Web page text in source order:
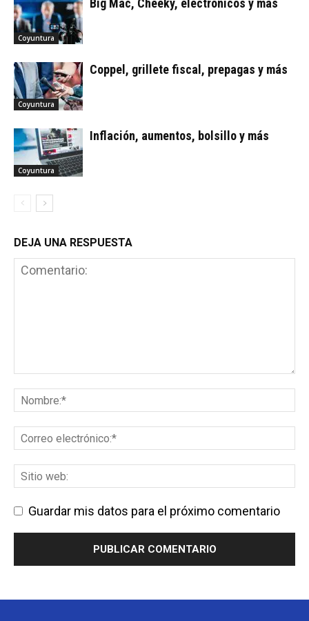
Coyuntura
Big Mac, Cheeky, electrónicos y más
Coyuntura
Coppel, grillete fiscal, prepagas y más
Coyuntura
Inflación, aumentos, bolsillo y más
DEJA UNA RESPUESTA
Guardar mis datos para el próximo comentario